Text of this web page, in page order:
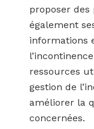
proposer
également
informations
ressources
gestion de
améliorer la
concernées.